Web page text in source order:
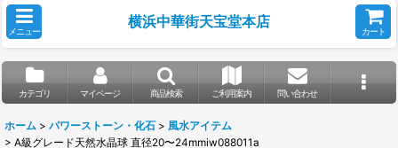
メニュー
横浜中華街天宝堂本店
カート
カテゴリ マイページ 商品検索 ご利用案内 問い合わせ
ホーム > パワーストーン・化石 > 風水アイテム
> A級グレード天然水晶球 直径20〜24mmiw088011a